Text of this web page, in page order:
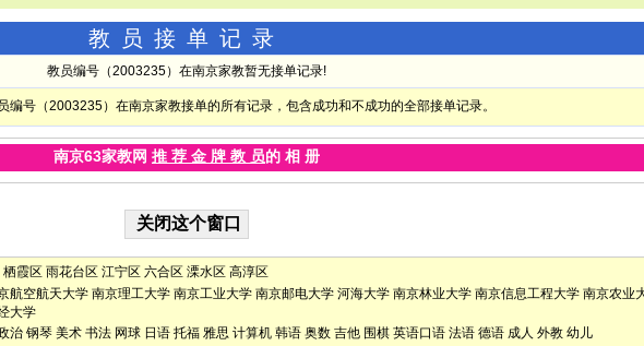
教员接单记录
教员编号（2003235）在南京家教暂无接单记录!
编号（2003235）在南京家教接单的所有记录，包含成功和不成功的全部接单记录。
南京63家教网 推 荐 金 牌 教 员的 相 册
栖霞区 雨花台区 江宁区 六合区 溧水区 高淳区
航空航天大学 南京理工大学 南京工业大学 南京邮电大学 河海大学 南京林业大学 南京信息工程大学 南京农业
大学
治 钢琴 美术 书法 网球 日语 托福 雅思 计算机 韩语 奥数 吉他 围棋 英语口语 法语 德语 成人 外教 幼儿